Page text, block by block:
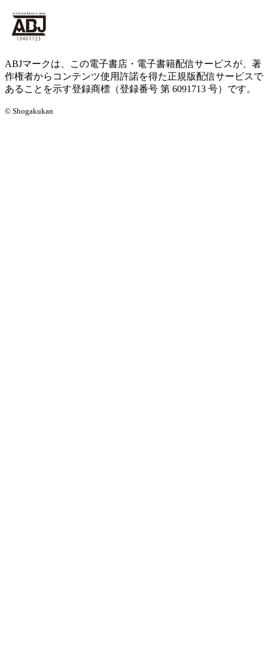
ABJマークは、この電子書店・電子書籍配信サービスが、著
作権者からコンテンツ使用許諾を得た正規版配信サービスで
あることを示す登録商標（登録番号 第 6091713 号）です。
© Shogakukan